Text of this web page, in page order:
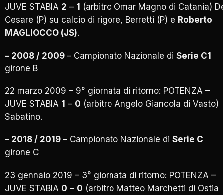
JUVE STABIA 2 – 1 (arbitro Omar Magno di Catania)
Cesare (P) su calcio di rigore, Berretti (P) e Roberto
MAGLIOCCO (JS).
– 2008 / 2009 – Campionato Nazionale di Serie C1
girone B
22 marzo 2009 – 9° giornata di ritorno: POTENZA –
JUVE STABIA 1 – 0 (arbitro Angelo Giancola di Vasto)
Sabatino.
– 2018 / 2019 – Campionato Nazionale di Serie C
girone C
23 gennaio 2019 – 3° giornata di ritorno: POTENZA –
JUVE STABIA 0 – 0 (arbitro Matteo Marchetti di Ostia